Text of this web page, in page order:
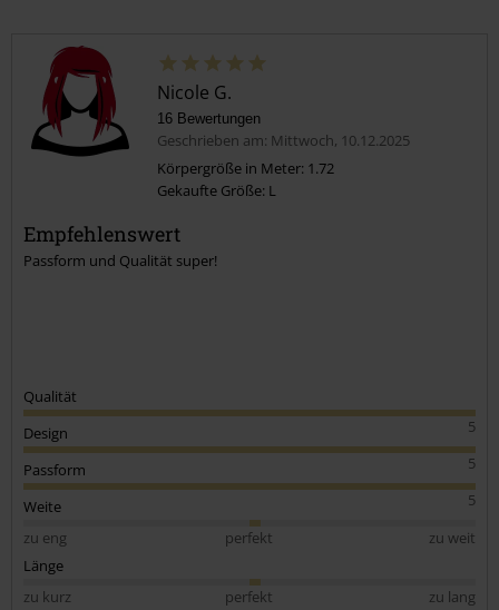
Nicole G.
16 Bewertungen
Geschrieben am: Mittwoch, 10.12.2025
Körpergröße in Meter: 1.72
Gekaufte Größe: L
Empfehlenswert
Passform und Qualität super!
Qualität
5
Design
5
Passform
5
Weite
zu eng
perfekt
zu weit
Länge
zu kurz
perfekt zu lang